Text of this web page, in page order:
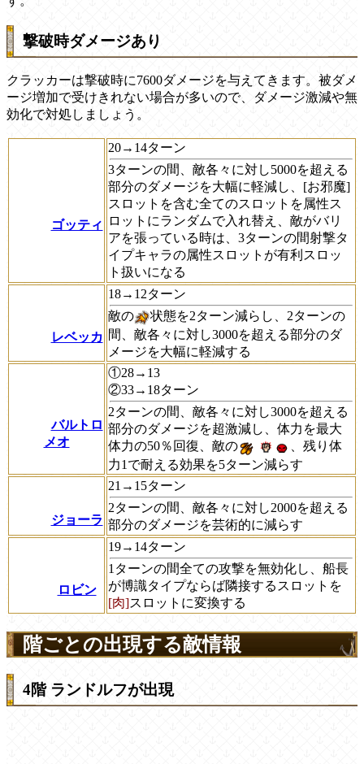
撃破時ダメージあり
クラッカーは撃破時に7600ダメージを与えてきます。被ダメ
ージ増加で受けきれない場合が多いので、ダメージ激減や無
効化で対処しましょう。
ゴッティ
20→14ターン
3ターンの間、敵各々に対し5000を超える
部分のダメージを大幅に軽減し、[お邪魔]
スロットを含む全てのスロットを属性ス
ロットにランダムで入れ替え、敵がバリ
アを張っている時は、3ターンの間射撃タ
イプキャラの属性スロットが有利スロッ
ト扱いになる
レベッカ
18→12ターン
敵の
状態を2ターン減らし、2ターンの
間、敵各々に対し3000を超える部分のダ
メージを大幅に軽減する
バルトロ
メオ
①28→13
②33→18ターン
2ターンの間、敵各々に対し3000を超える
部分のダメージを超激減し、体力を最大
体力の50％回復、敵の
、残り体
力1で耐える効果を5ターン減らす
ジョーラ
21→15ターン
2ターンの間、敵各々に対し2000を超える
部分のダメージを芸術的に減らす
ロビン
19→14ターン
1ターンの間全ての攻撃を無効化し、船長
が博識タイプならば隣接するスロットを
[肉]スロットに変換する
階ごとの出現する敵情報
4階 ランドルフが出現